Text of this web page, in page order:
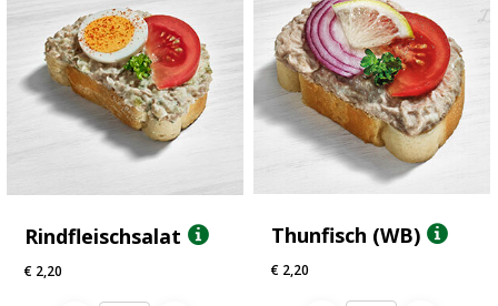
Rindfleischsalat
€2,20
Thunfisch (WB)
€2,20